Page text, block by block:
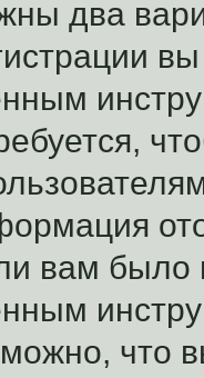
два
вам
что